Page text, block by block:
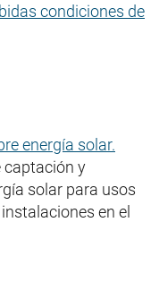
condiciones de
energía solar.
captación y
solar para usos
en el